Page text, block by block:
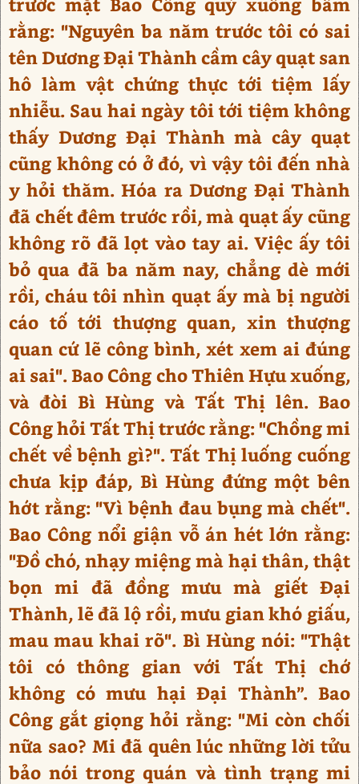
rằng: "Nguyên ba năm trước tôi có sai
tên Dương Đại Thành cầm cây quạt san
hô làm vật chứng thực tới tiệm lấy
nhiễu. Sau hai ngày tôi tới tiệm không
thấy Dương Đại Thành mà cây quạt
cũng không có ở đó, vì vậy tôi đến nhà
y hỏi thăm. Hóa ra Dương Đại Thành
đã chết đêm trước rồi, mà quạt ấy cũng
không rõ đã lọt vào tay ai. Việc ấy tôi
bỏ qua đã ba năm nay, chẳng dè mới
rồi, cháu tôi nhìn quạt ấy mà bị người
cáo tố tới thượng quan, xin thượng
quan cứ lẽ công bình, xét xem ai đúng
ai sai". Bao Công cho Thiên Hựu xuống,
và đòi Bì Hùng và Tất Thị lên. Bao
Công hỏi Tất Thị trước rằng: "Chồng mi
chết về bệnh gì?". Tất Thị luống cuống
chưa kịp đáp, Bì Hùng đứng một bên
hớt rằng: "Vì bệnh đau bụng mà chết".
Bao Công nổi giận vỗ án hét lớn rằng:
"Đồ chó, nhạy miệng mà hại thân, thật
bọn mi đã đồng mưu mà giết Đại
Thành, lẽ đã lộ rồi, mưu gian khó giấu,
mau mau khai rõ". Bì Hùng nói: "Thật
tôi có thông gian với Tất Thị chớ
không có mưu hại Đại Thành”. Bao
Công gắt giọng hỏi rằng: "Mi còn chối
nữa sao? Mi đã quên lúc những lời tửu
bảo nói trong quán và tình trạng mi